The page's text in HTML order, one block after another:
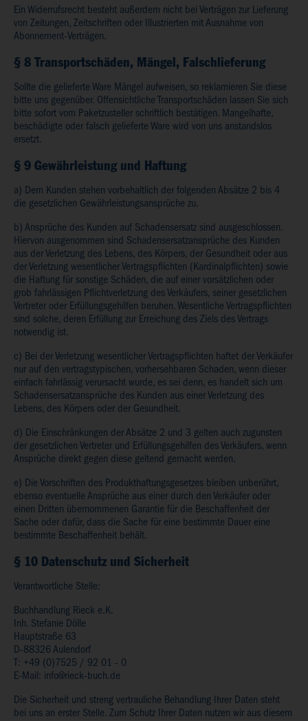
Ein Widerrufsrecht besteht außerdem nicht bei Verträgen zur Lieferung
von Zeitungen, Zeitschriften oder Illustrierten mit Ausnahme von
Abonnement-Verträgen.
§ 8 Transportschäden, Mängel, Falschlieferung
Sollte die gelieferte Ware Mängel aufweisen, so reklamieren Sie diese
bitte uns gegenüber. Offensichtliche Transportschäden lassen Sie sich
bitte sofort vom Paketzusteller schriftlich bestätigen. Mangelhafte,
beschädigte oder falsch gelieferte Ware wird von uns anstandslos
ersetzt.
§ 9 Gewährleistung und Haftung
a) Dem Kunden stehen vorbehaltlich der folgenden Absätze 2 bis 4
die gesetzlichen Gewährleistungsansprüche zu.
b) Ansprüche des Kunden auf Schadensersatz sind ausgeschlossen.
Hiervon ausgenommen sind Schadensersatzansprüche des Kunden
aus der Verletzung des Lebens, des Körpers, der Gesundheit oder aus
der Verletzung wesentlicher Vertragspflichten (Kardinalpflichten) sowie
die Haftung für sonstige Schäden, die auf einer vorsätzlichen oder
grob fahrlässigen Pflichtverletzung des Verkäufers, seiner gesetzlichen
Vertreter oder Erfüllungsgehilfen beruhen. Wesentliche Vertragspflichten
sind solche, deren Erfüllung zur Erreichung des Ziels des Vertrags
notwendig ist.
c) Bei der Verletzung wesentlicher Vertragspflichten haftet der Verkäufer
nur auf den vertragstypischen, vorhersehbaren Schaden, wenn dieser
einfach fahrlässig verursacht wurde, es sei denn, es handelt sich um
Schadensersatzansprüche des Kunden aus einer Verletzung des
Lebens, des Körpers oder der Gesundheit.
d) Die Einschränkungen der Absätze 2 und 3 gelten auch zugunsten
der gesetzlichen Vertreter und Erfüllungsgehilfen des Verkäufers, wenn
Ansprüche direkt gegen diese geltend gemacht werden.
e) Die Vorschriften des Produkthaftungsgesetzes bleiben unberührt,
ebenso eventuelle Ansprüche aus einer durch den Verkäufer oder
einen Dritten übernommenen Garantie für die Beschaffenheit der
Sache oder dafür, dass die Sache für eine bestimmte Dauer eine
bestimmte Beschaffenheit behält.
§ 10 Datenschutz und Sicherheit
Verantwortliche Stelle:
Buchhandlung Rieck e.K.
Inh. Stefanie Dölle
Hauptstraße 63
D-88326 Aulendorf
T: +49 (0)7525 / 92 01 - 0
E-Mail: info@rieck-buch.de
Die Sicherheit und streng vertrauliche Behandlung Ihrer Daten steht
bei uns an erster Stelle. Zum Schutz Ihrer Daten nutzen wir aus diesem